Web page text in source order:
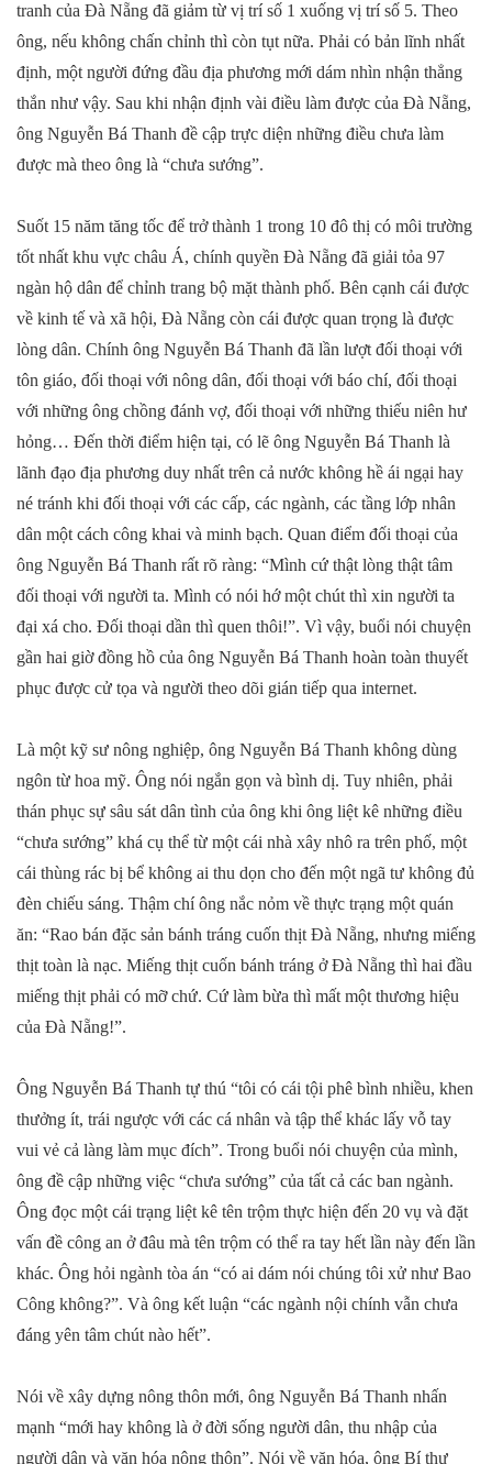
tranh của Đà Nẵng đã giảm từ vị trí số 1 xuống vị trí số 5. Theo
ông, nếu không chấn chỉnh thì còn tụt nữa. Phải có bản lĩnh nhất
định, một người đứng đầu địa phương mới dám nhìn nhận thẳng
thắn như vậy. Sau khi nhận định vài điều làm được của Đà Nẵng,
ông Nguyễn Bá Thanh đề cập trực diện những điều chưa làm
được mà theo ông là “chưa sướng”.
Suốt 15 năm tăng tốc để trở thành 1 trong 10 đô thị có môi trường
tốt nhất khu vực châu Á, chính quyền Đà Nẵng đã giải tỏa 97
ngàn hộ dân để chỉnh trang bộ mặt thành phố. Bên cạnh cái được
về kinh tế và xã hội, Đà Nẵng còn cái được quan trọng là được
lòng dân. Chính ông Nguyễn Bá Thanh đã lần lượt đối thoại với
tôn giáo, đối thoại với nông dân, đối thoại với báo chí, đối thoại
với những ông chồng đánh vợ, đối thoại với những thiếu niên hư
hỏng… Đến thời điểm hiện tại, có lẽ ông Nguyễn Bá Thanh là
lãnh đạo địa phương duy nhất trên cả nước không hề ái ngại hay
né tránh khi đối thoại với các cấp, các ngành, các tầng lớp nhân
dân một cách công khai và minh bạch. Quan điểm đối thoại của
ông Nguyễn Bá Thanh rất rõ ràng: “Mình cứ thật lòng thật tâm
đối thoại với người ta. Mình có nói hớ một chút thì xin người ta
đại xá cho. Đối thoại dần thì quen thôi!”. Vì vậy, buổi nói chuyện
gần hai giờ đồng hồ của ông Nguyễn Bá Thanh hoàn toàn thuyết
phục được cử tọa và người theo dõi gián tiếp qua internet.
Là một kỹ sư nông nghiệp, ông Nguyễn Bá Thanh không dùng
ngôn từ hoa mỹ. Ông nói ngắn gọn và bình dị. Tuy nhiên, phải
thán phục sự sâu sát dân tình của ông khi ông liệt kê những điều
“chưa sướng” khá cụ thể từ một cái nhà xây nhô ra trên phố, một
cái thùng rác bị bể không ai thu dọn cho đến một ngã tư không đủ
đèn chiếu sáng. Thậm chí ông nắc nỏm về thực trạng một quán
ăn: “Rao bán đặc sản bánh tráng cuốn thịt Đà Nẵng, nhưng miếng
thịt toàn là nạc. Miếng thịt cuốn bánh tráng ở Đà Nẵng thì hai đầu
miếng thịt phải có mỡ chứ. Cứ làm bừa thì mất một thương hiệu
của Đà Nẵng!”.
Ông Nguyễn Bá Thanh tự thú “tôi có cái tội phê bình nhiều, khen
thưởng ít, trái ngược với các cá nhân và tập thể khác lấy vỗ tay
vui vẻ cả làng làm mục đích”. Trong buổi nói chuyện của mình,
ông đề cập những việc “chưa sướng” của tất cả các ban ngành.
Ông đọc một cái trạng liệt kê tên trộm thực hiện đến 20 vụ và đặt
vấn đề công an ở đâu mà tên trộm có thể ra tay hết lần này đến lần
khác. Ông hỏi ngành tòa án “có ai dám nói chúng tôi xử như Bao
Công không?”. Và ông kết luận “các ngành nội chính vẫn chưa
đáng yên tâm chút nào hết”.
Nói về xây dựng nông thôn mới, ông Nguyễn Bá Thanh nhấn
mạnh “mới hay không là ở đời sống người dân, thu nhập của
người dân và văn hóa nông thôn”. Nói về văn hóa, ông Bí thư